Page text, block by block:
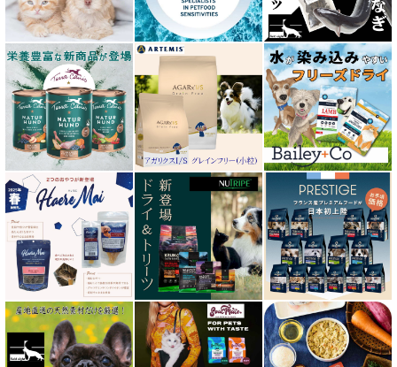
エンパイア EMPIRE
オージー ラム プラス Aussie Lamb Plus
カントリーロード Country Roads
キアオラ kiaora
キャノフィラ
グリーンフィッシュ GreenFish
ケリーアンドコー Kelly＆Co’s
サンデーペッツ Sunday Pets
サンユー研究所